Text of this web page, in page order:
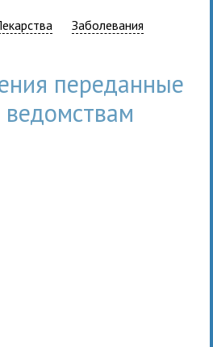
Заболевания
переданные